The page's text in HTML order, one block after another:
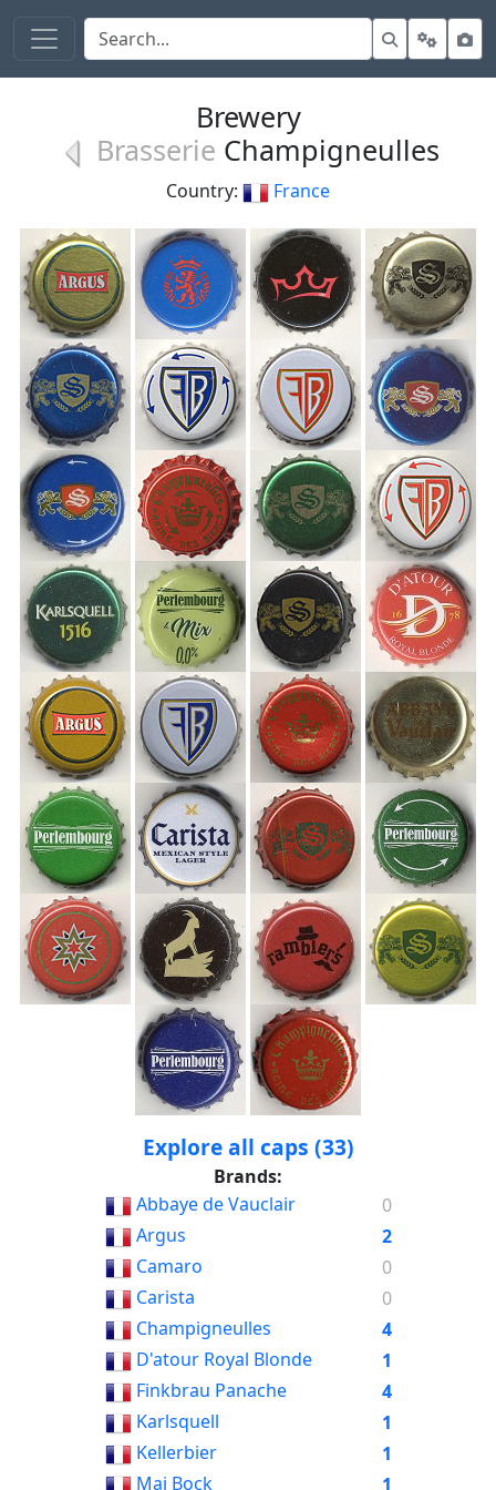
Brewery
Brasserie Champigneulles
Country: France
Explore all caps (33)
Brands:
Abbaye de Vauclair
0
Argus
2
Camaro
0
Carista
0
Champigneulles
4
D'atour Royal Blonde
1
Finkbrau Panache
4
Karlsquell
1
Kellerbier
1
Mai Bock
1